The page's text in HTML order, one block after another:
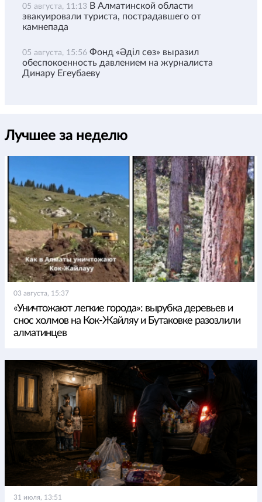
05 августа, 11:13 В Алматинской области
эвакуировали туриста, пострадавшего от
камнепада
05 августа, 15:56 Фонд «Әділ сөз» выразил
обеспокоенность давлением на журналиста
Динару Егеубаеву
Лучшее за неделю
03 августа, 15:37
«Уничтожают легкие города»: вырубка деревьев и
снос холмов на Кок-Жайляу и Бутаковке разозлили
алматинцев
31 июля, 13:51